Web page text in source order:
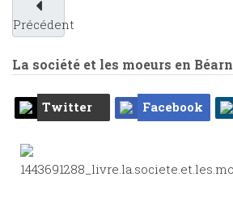
Précédent
La société et les moeurs en Béarn
Twitter Facebook